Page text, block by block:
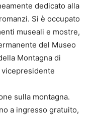
dedicato alla
Si è occupato
museali e mostre,
del Museo
Montagna di
vicepresidente
sulla montagna.
a ingresso gratuito,